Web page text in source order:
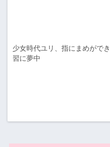
少女時代ユリ、指にまめがで
習に夢中